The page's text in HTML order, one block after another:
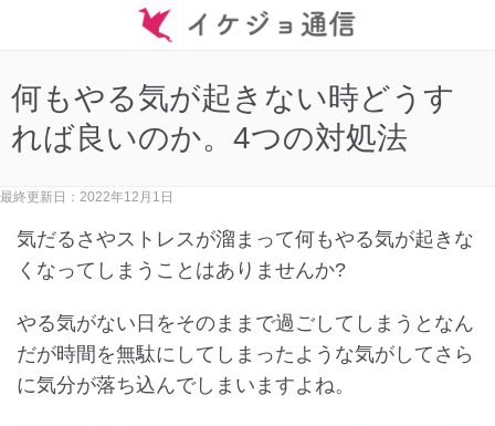
何もやる気が起きない時どうす
れば良いのか。4つの対処法
最終更新日：2022年12月1日
気だるさやストレスが溜まって何もやる気が起きな
くなってしまうことはありませんか?
やる気がない日をそのままで過ごしてしまうとなん
だが時間を無駄にしてしまったような気がしてさら
に気分が落ち込んでしまいますよね。